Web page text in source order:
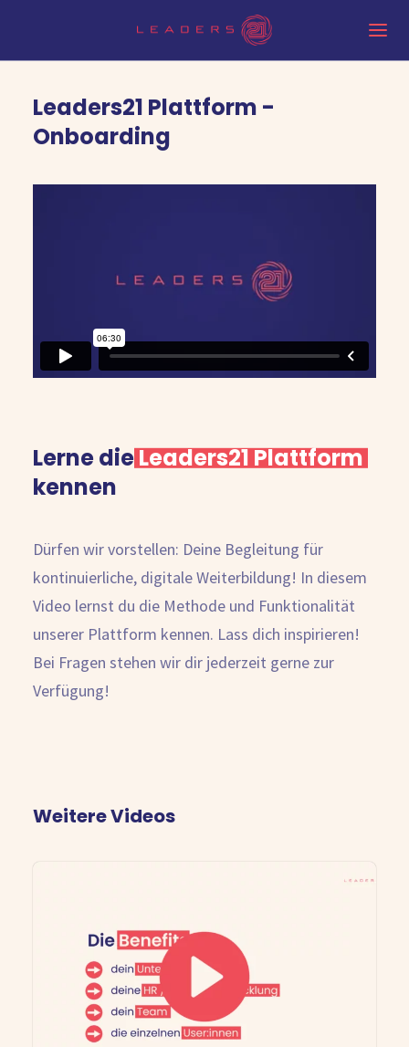
Leaders21 Plattform -
Onboarding
Lerne dieLeaders21 Plattform
kennen
Dürfen wir vorstellen: Deine Begleitung für
kontinuierliche, digitale Weiterbildung! In diesem
Video lernst du die Methode und Funktionalität
unserer Plattform kennen. Lass dich inspirieren!
Bei Fragen stehen wir dir jederzeit gerne zur
Verfügung!
Weitere Videos